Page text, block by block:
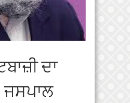
ਦਾ
ਜਸਪਾਲ